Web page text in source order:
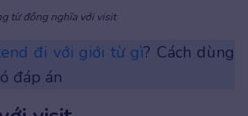
từ đồng nghĩa với visit
đi với giới từ gì? Cách dùng
đáp án